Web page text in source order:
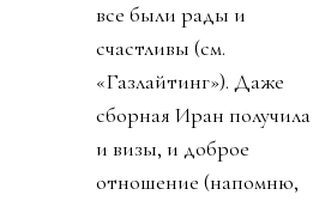
все были рады и
счастливы (см.
«Газлайтинг»). Даже
сборная Иран получила
и визы, и доброе
отношение (напомню,